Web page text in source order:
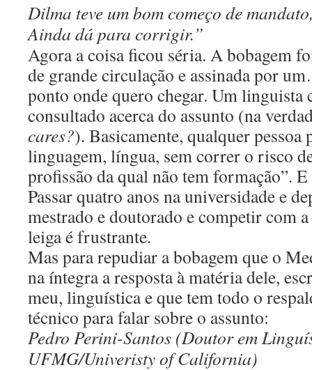
Dilma teve um bom começo de
Ainda dá para corrigir.”
Agora a coisa ficou séria. A bobagem
de grande circulação e assinada por
ponto onde quero chegar. Um linguista
consultado acerca do assunto (na
cares?). Basicamente, qualquer pessoa
linguagem, língua, sem correr o risco
profissão da qual não tem formação”.
Passar quatro anos na universidade e
mestrado e doutorado e competir com
leiga é frustrante.
Mas para repudiar a bobagem que o
na íntegra a resposta à matéria dele,
meu, linguística e que tem todo o
técnico para falar sobre o assunto:
Pedro Perini-Santos (Doutor em
UFMG/Univeristy of California)